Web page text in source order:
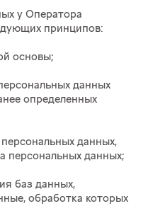
у Оператора
принципов:
основы;
данных
определенных
данных,
персональных данных;
баз данных,
обработка которых